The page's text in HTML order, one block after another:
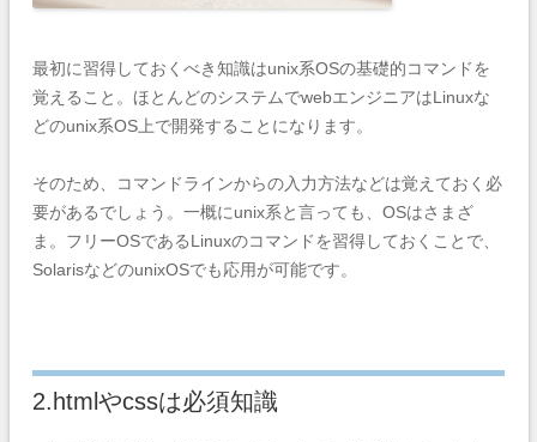
最初に習得しておくべき知識はunix系OSの基礎的コマンドを
覚えること。ほとんどのシステムでwebエンジニアはLinuxな
どのunix系OS上で開発することになります。
そのため、コマンドラインからの入力方法などは覚えておく必
要があるでしょう。一概にunix系と言っても、OSはさまざ
ま。 フリーOSであるLinuxのコマンドを習得しておくことで、
SolarisなどのunixOSでも応用が可能です。
2.htmlやcssは必須知識